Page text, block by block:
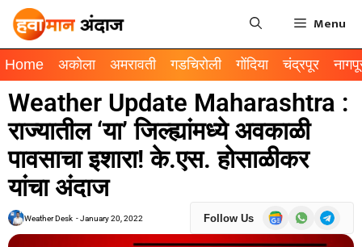
Menu
Home अकोला अमरावती गडचिरोली गोंदिया चंद्रपूर
Weather Update Maharashtra :
राज्यातील ‘या’ जिल्ह्यांमध्ये अवकाळी
पावसाचा इशारा! के.एस. होसाळीकर
यांचा अंदाज
Weather Desk -January 20, 2022 Follow Us